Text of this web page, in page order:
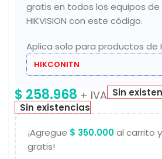
gratis en todos los equipos de
HIKVISION con este código.
Aplica solo para productos de
HIKCONITN
$ 258.968 + IVA Sin
Sin existencias
¡Agregue $ 350.000al carrito
gratis!